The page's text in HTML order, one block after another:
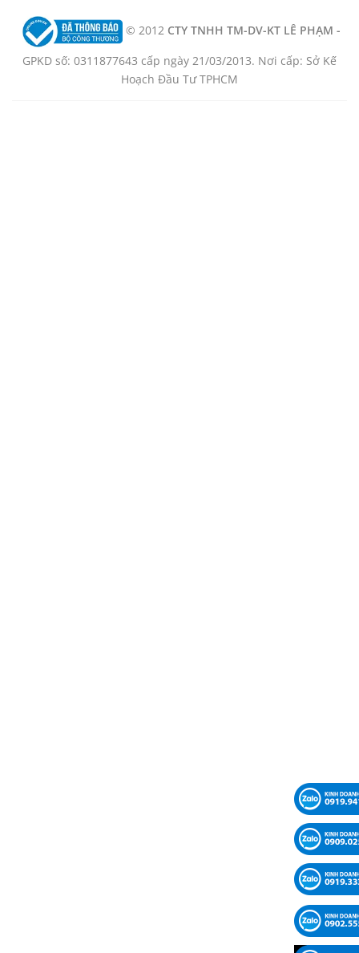
© 2012 CTY TNHH TM-DV-KT LÊ PHẠM -
GPKD số: 0311877643 cấp ngày 21/03/2013. Nơi cấp: Sở Kế
Hoạch Đầu Tư TPHCM